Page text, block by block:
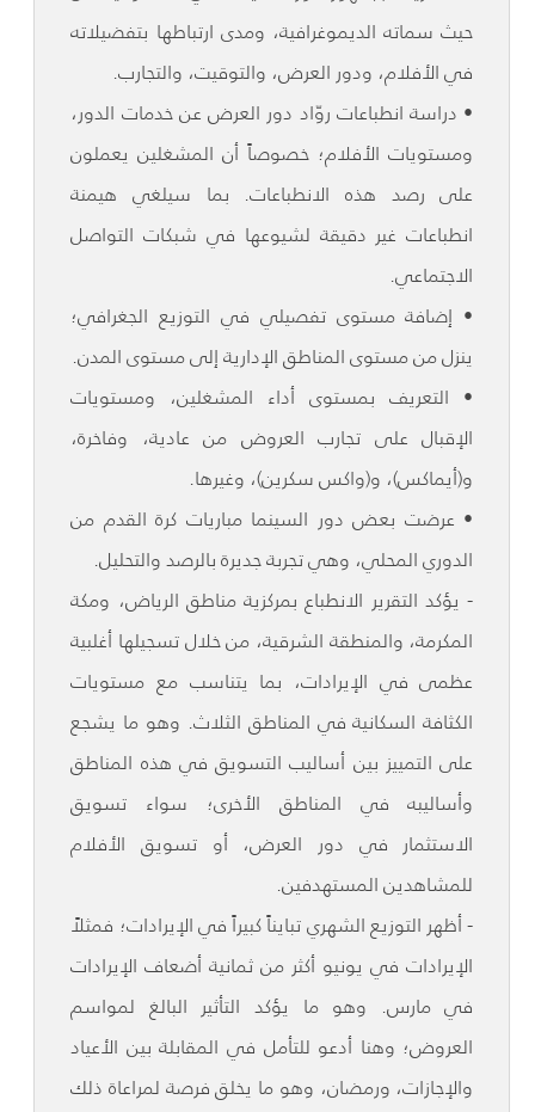
حيث سماته الديموغرافية، ومدى ارتباطها بتفضيلاته
في الأفلام، ودور العرض، والتوقيت، والتجارب.
• دراسة انطباعات روّاد دور العرض عن خدمات الدور،
ومستويات الأفلام؛ خصوصاً أن المشغلين يعملون
على رصد هذه الانطباعات. بما سيلغي هيمنة
انطباعات غير دقيقة لشيوعها في شبكات التواصل
الاجتماعي.
• إضافة مستوى تفصيلي في التوزيع الجغرافي؛
ينزل من مستوى المناطق الإدارية إلى مستوى المدن.
• التعريف بمستوى أداء المشغلين، ومستويات
الإقبال على تجارب العروض من عادية، وفاخرة،
و(أيماكس)، و(واكس سكرين)، وغيرها.
• عرضت بعض دور السينما مباريات كرة القدم من
الدوري المحلي، وهي تجربة جديرة بالرصد والتحليل.
- يؤكد التقرير الانطباع بمركزية مناطق الرياض، ومكة
المكرمة، والمنطقة الشرقية، من خلال تسجيلها أغلبية
عظمى في الإيرادات، بما يتناسب مع مستويات
الكثافة السكانية في المناطق الثلاث. وهو ما يشجع
على التمييز بين أساليب التسويق في هذه المناطق
وأساليبه في المناطق الأخرى؛ سواء تسويق
الاستثمار في دور العرض، أو تسويق الأفلام
للمشاهدين المستهدفين.
- أظهر التوزيع الشهري تبايناً كبيراً في الإيرادات؛ فمثلاً
الإيرادات في يونيو أكثر من ثمانية أضعاف الإيرادات
في مارس. وهو ما يؤكد التأثير البالغ لمواسم
العروض؛ وهنا أدعو للتأمل في المقابلة بين الأعياد
والإجازات، ورمضان، وهو ما يخلق فرصة لمراعاة ذلك